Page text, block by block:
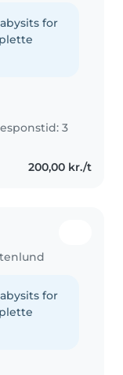
for
3
200,00 kr./t
for